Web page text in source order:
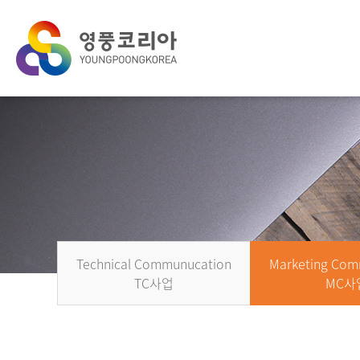
Technical Communucation
TC사업
Marketing
MC사